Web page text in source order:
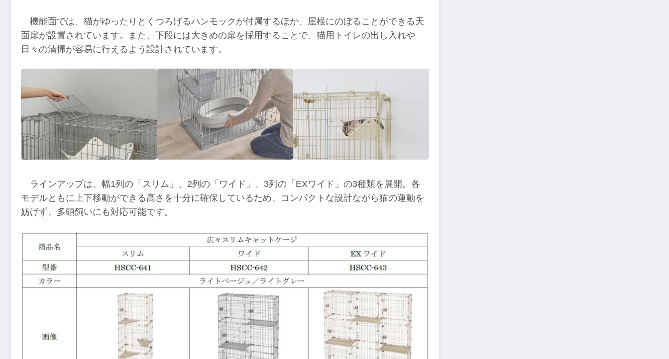
機能面では、猫がゆったりとくつろげるハンモックが付属するほか、屋根にのぼることができる天
面扉が設置されています。また、下段には大きめの扉を採用することで、猫用トイレの出し入れや
日々の清掃が容易に行えるよう設計されています。
ラインアップは、幅1列の「スリム」、2列の「ワイド」、3列の「EXワイド」の3種類を展開。各
モデルともに上下移動ができる高さを十分に確保しているため、コンパクトな設計ながら猫の運動を
妨げず、多頭飼いにも対応可能です。